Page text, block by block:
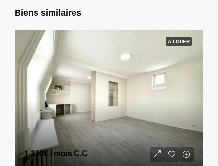
Biens similaires
A LOUER
1 130€ / mois C.C